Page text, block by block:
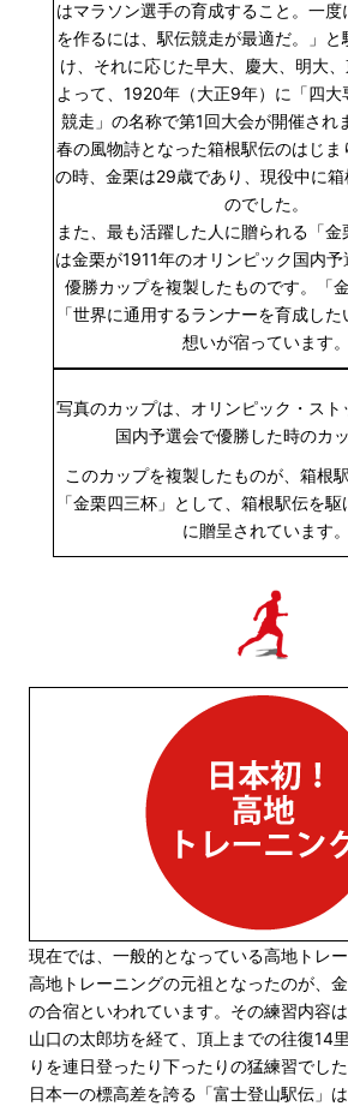
はマラソン選手の育成すること。一
を作るには、駅伝競走が最適だ。」
け、それに応じた早大、慶大、明大
よって、1920年（大正9年）に「四大
競走」の名称で第1回大会が開催され
春の風物詩となった箱根駅伝のはじま
の時、金栗は29歳であり、現役中に
のでした。
また、最も活躍した人に贈られる「
は金栗が1911年のオリンピック国内
優勝カップを複製したものです。「
「世界に通用するランナーを育成し
想いが宿っています。
写真のカップは、オリンピック・ス
国内予選会で優勝した時のカッ
このカップを複製したものが、箱根
「金栗四三杯」として、箱根駅伝を
に贈呈されています。
現在では、一般的となっている高地トレ
高地トレーニングの元祖となったのが、
の合宿といわれています。その練習内容
山口の太郎坊を経て、頂上までの往復14
りを連日登ったり下ったりの猛練習でした
日本一の標高差を誇る「富士登山駅伝」